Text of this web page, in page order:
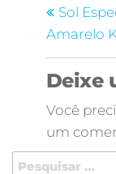
Sol
Amarelo
Deixe
Você
um